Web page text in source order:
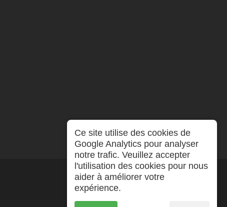
Ce site utilise des cookies de
Google Analytics pour analyser
notre trafic. Veuillez accepter
l'utilisation des cookies pour nous
aider à améliorer votre
expérience.